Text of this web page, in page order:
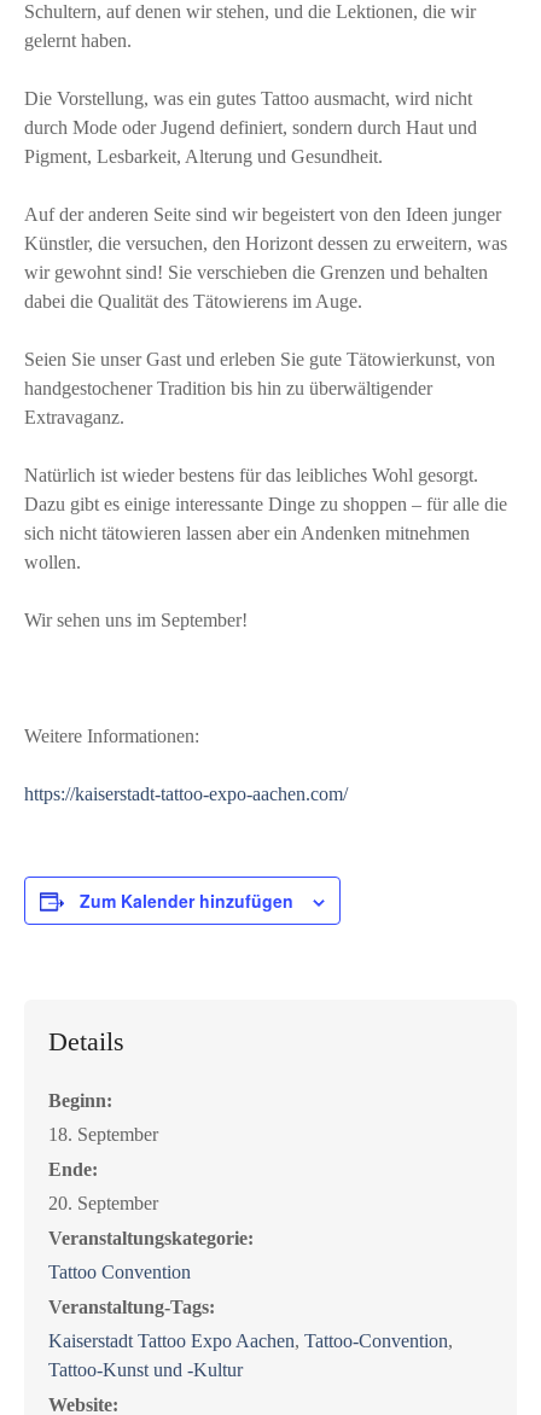
Schultern, auf denen wir stehen, und die Lektionen, die wir
gelernt haben.
Die Vorstellung, was ein gutes Tattoo ausmacht, wird nicht
durch Mode oder Jugend definiert, sondern durch Haut und
Pigment, Lesbarkeit, Alterung und Gesundheit.
Auf der anderen Seite sind wir begeistert von den Ideen junger
Künstler, die versuchen, den Horizont dessen zu erweitern, was
wir gewohnt sind! Sie verschieben die Grenzen und behalten
dabei die Qualität des Tätowierens im Auge.
Seien Sie unser Gast und erleben Sie gute Tätowierkunst, von
handgestochener Tradition bis hin zu überwältigender
Extravaganz.
Natürlich ist wieder bestens für das leibliches Wohl gesorgt.
Dazu gibt es einige interessante Dinge zu shoppen – für alle die
sich nicht tätowieren lassen aber ein Andenken mitnehmen
wollen.
Wir sehen uns im September!
Weitere Informationen:
https://kaiserstadt-tattoo-expo-aachen.com/
Zum Kalender hinzufügen
Details
Beginn:
18. September
Ende:
20. September
Veranstaltungskategorie:
Tattoo Convention
Veranstaltung-Tags:
Kaiserstadt Tattoo Expo Aachen, Tattoo-Convention,
Tattoo-Kunst und -Kultur
Website: